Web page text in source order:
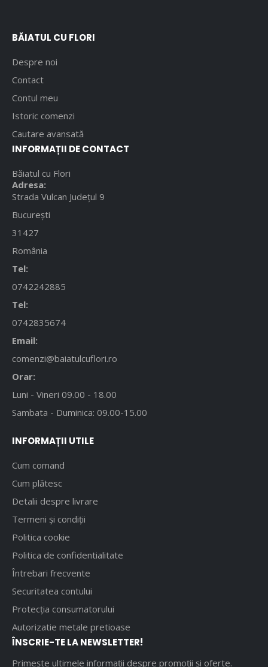
BĂIATUL CU FLORI
Despre noi
Contact
Contul meu
Istoric comenzi
Cautare avansată
INFORMAȚII DE CONTACT
Băiatul cu Flori
Adresa:
Strada Vulcan Județul 9
București
31427
România
Tel:
0742242885
Tel:
0742835674
Email:
comenzi@baiatulcuflori.ro
Orar:
Luni - Vineri 09.00 - 18.00
Sambata - Duminica: 09.00-15.00
INFORMAȚII UTILE
Cum comand
Cum plătesc
Detalii despre livrare
Termeni și condiții
Politica cookie
Politica de confidentialitate
Întrebari frecvente
Securitatea contului
Protecția consumatorului
Autorizatie metale pretioase
ÎNSCRIE-TE LA NEWSLETTER!
Primește ultimele informații despre promoții și oferte.